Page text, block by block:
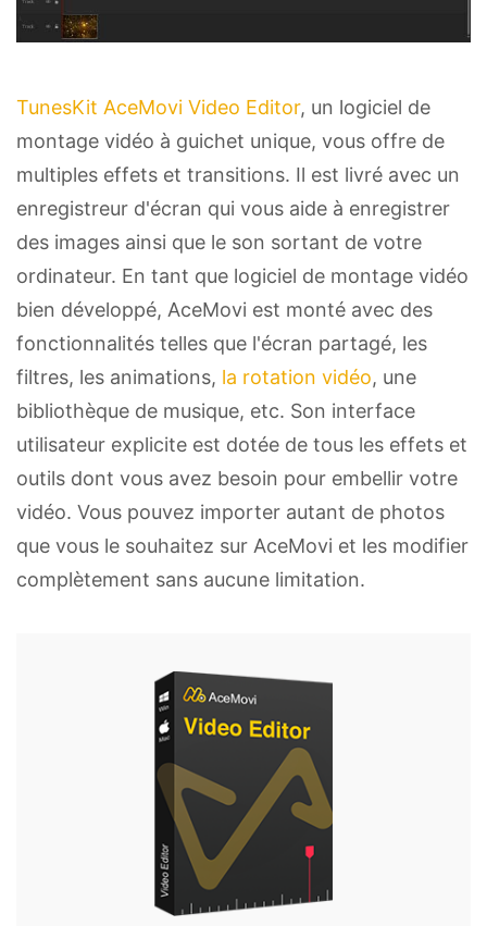
TunesKit AceMovi Video Editor, un logiciel de
montage vidéo à guichet unique, vous offre de
multiples effets et transitions. Il est livré avec un
enregistreur d'écran qui vous aide à enregistrer
des images ainsi que le son sortant de votre
ordinateur. En tant que logiciel de montage vidéo
bien développé, AceMovi est monté avec des
fonctionnalités telles que l'écran partagé, les
filtres, les animations, la rotation vidéo, une
bibliothèque de musique, etc. Son interface
utilisateur explicite est dotée de tous les effets et
outils dont vous avez besoin pour embellir votre
vidéo. Vous pouvez importer autant de photos
que vous le souhaitez sur AceMovi et les modifier
complètement sans aucune limitation.